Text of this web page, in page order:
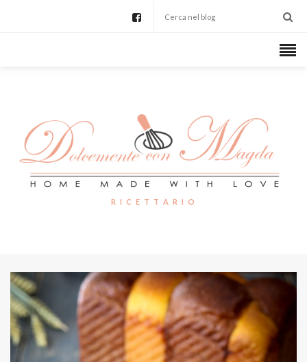
R I C E T T A R I O